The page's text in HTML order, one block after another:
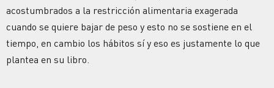
acostumbrados a la restricción alimentaria exagerada
cuando se quiere bajar de peso y esto no se sostiene en el
tiempo, en cambio los hábitos sí y eso es justamente lo que
plantea en su libro.